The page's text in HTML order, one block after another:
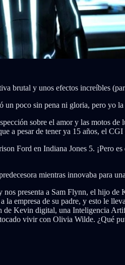
brutal y unos efectos increíbles
poco sin pena ni gloria, pero yo
sobre el amor y las motos de
a pesar de tener ya 15 años, el CGI
Ford en Indiana Jones 5. ¡Pero
mientras innovaba para
nos presenta a Sam Flynn, el hijo
la empresa de su padre, y esto le
Kevin digital, una Inteligencia
vivir con Olivia Wilde. ¿Qué